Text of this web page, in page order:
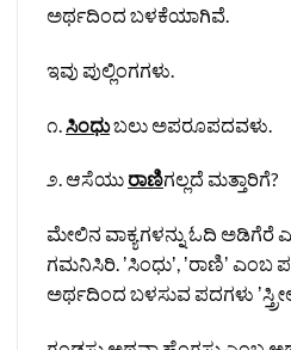
ಅರ್ಥದಿಂದ ಬಳಕೆಯಾಗಿವೆ.
ಇವು ಪುಲ್ಲಿಂಗಗಳು.
೧. ಸಿಂಧುಬಲು ಅಪರೂಪದವಳು.
೨. ಆಸೆಯುರಾಣಿಗಲ್ಲದೆ ಮತ್ತಾರಿಗೆ?
ಮೇಲಿನ ವಾಕ್ಯಗಳನ್ನು ಓದಿ ಅಡಿಗೆರೆ
ಗಮನಿಸಿರಿ. ʼಸಿಂಧುʼ, ʼರಾಣಿʼ ಎಂಬ
ಅರ್ಥದಿಂದ ಬಳಸುವ ಪದಗಳು